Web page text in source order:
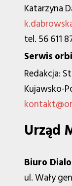
Katarzyna
tel. 56 611
Serwis
Redakcja:
Kujawsko-
Urząd
Biuro
ul. Wały